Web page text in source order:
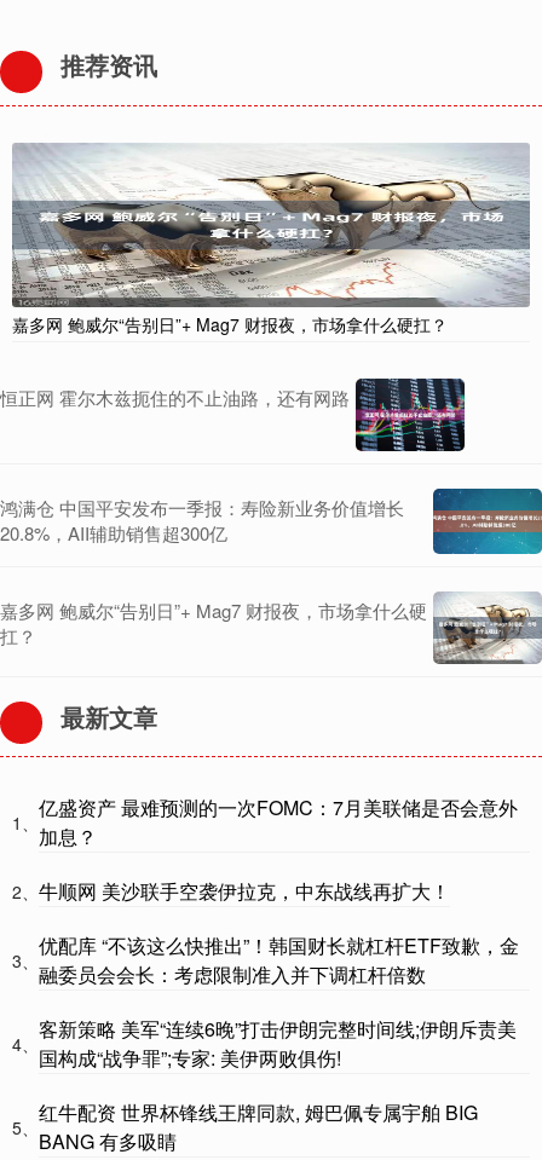
推荐资讯
嘉多网 鲍威尔“告别日”+ Mag7 财报夜，市场拿什么硬扛？
恒正网 霍尔木兹扼住的不止油路，还有网路
鸿满仓 中国平安发布一季报：寿险新业务价值增长
20.8%，AII辅助销售超300亿
嘉多网 鲍威尔“告别日”+ Mag7 财报夜，市场拿什么硬
扛？
最新文章
1、
亿盛资产 最难预测的一次FOMC：7月美联储是否会意外
加息？
2、 牛顺网 美沙联手空袭伊拉克，中东战线再扩大！
3、
优配库 “不该这么快推出”！韩国财长就杠杆ETF致歉，金
融委员会会长：考虑限制准入并下调杠杆倍数
4、
客新策略 美军“连续6晚”打击伊朗完整时间线;伊朗斥责美
国构成“战争罪”;专家: 美伊两败俱伤!
5、
红牛配资 世界杯锋线王牌同款, 姆巴佩专属宇舶 BIG
BANG 有多吸睛